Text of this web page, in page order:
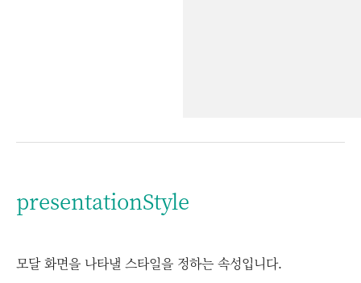
presentationStyle
모달 화면을 나타낼 스타일을 정하는 속성입니다.